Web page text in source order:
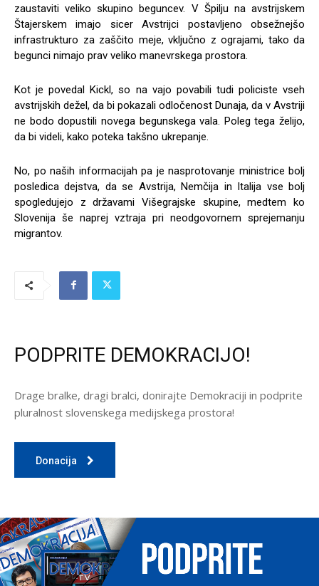
zaustaviti veliko skupino beguncev. V Špilju na avstrijskem
Štajerskem imajo sicer Avstrijci postavljeno obsežnejšo
infrastrukturo za zaščito meje, vključno z ograjami, tako da
begunci nimajo prav veliko manevrskega prostora.
Kot je povedal Kickl, so na vajo povabili tudi policiste vseh
avstrijskih dežel, da bi pokazali odločenost Dunaja, da v Avstriji
ne bodo dopustili novega begunskega vala. Poleg tega želijo,
da bi videli, kako poteka takšno ukrepanje.
No, po naših informacijah pa je nasprotovanje ministrice bolj
posledica dejstva, da se Avstrija, Nemčija in Italija vse bolj
spogledujejo z državami Višegrajske skupine, medtem ko
Slovenija še naprej vztraja pri neodgovornem sprejemanju
migrantov.
PODPRITE DEMOKRACIJO!
Drage bralke, dragi bralci, donirajte Demokraciji in podprite
pluralnost slovenskega medijskega prostora!
Donacija